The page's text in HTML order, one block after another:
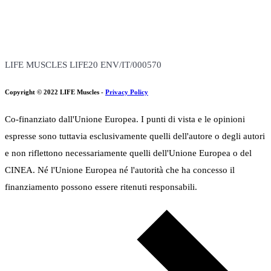
LIFE MUSCLES LIFE20 ENV/IT/000570
Copyright © 2022 LIFE Muscles - Privacy Policy
Co-finanziato dall'Unione Europea. I punti di vista e le opinioni
espresse sono tuttavia esclusivamente quelli dell'autore o degli autori
e non riflettono necessariamente quelli dell'Unione Europea o del
CINEA. Né l'Unione Europea né l'autorità che ha concesso il
finanziamento possono essere ritenuti responsabili.